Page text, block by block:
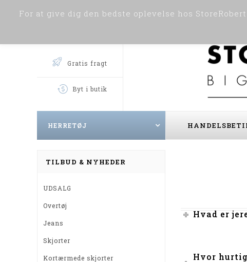
Gratis fragt
Byt i butik
HERRETØJ
Hvad er
Hvor
TILBUD & NYHEDER
UDSALG
Overtøj
Jeans
Skjorter
Kortærmede skjorter
For at give dig den bedste oplevelse hos